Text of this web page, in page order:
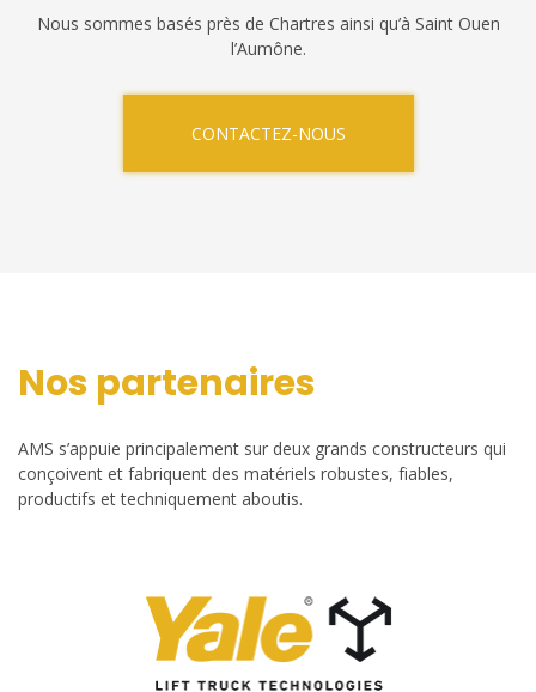
Nous sommes basés près de Chartres ainsi qu’à Saint Ouen
l’Aumône.
CONTACTEZ-NOUS
Nos partenaires
AMS s’appuie principalement sur deux grands constructeurs qui
conçoivent et fabriquent des matériels robustes, fiables,
productifs et techniquement aboutis.